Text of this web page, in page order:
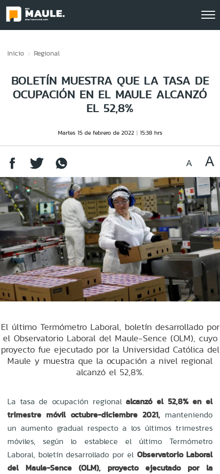
Inicio Regional
BOLETÍN MUESTRA QUE LA TASA DE
OCUPACIÓN EN EL MAULE ALCANZÓ
EL 52,8%
Martes 15 de febrero de 2022 15:38 hrs
El último Termómetro Laboral, boletín desarrollado por
el Observatorio Laboral del Maule-Sence (OLM), cuyo
proyecto fue ejecutado por la Universidad Católica del
Maule y muestra que la ocupación a nivel regional
alcanzó el 52,8%.
La tasa de ocupación regionalalcanzó el 52,8% en el
trimestre móvil octubre-diciembre 2021, manteniendo
un aumento gradual respecto a los últimos trimestres
móviles, según lo establece el último Termómetro
Laboral, boletín desarrollado por el Observatorio Laboral
del Maule-Sence (OLM), proyecto ejecutado por la